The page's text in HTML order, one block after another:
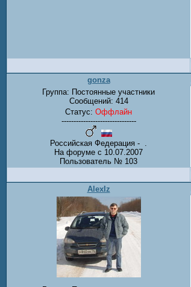
gonza
Группа: Постоянные участники
Сообщений: 414
Статус: Оффлайн
-------------------------------
Российская Федерация - .
На форуме с 10.07.2007
Пользователь № 103
AlexIz